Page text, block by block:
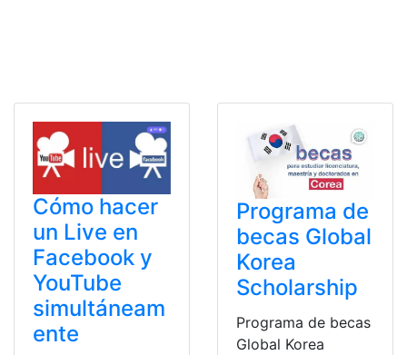
Cómo hacer
un Live en
Facebook y
YouTube
simultáneam
ente
Programa de
becas Global
Korea
Scholarship
Programa de becas
Global Korea